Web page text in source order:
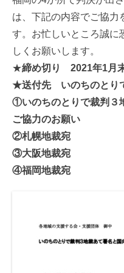
は、下記の内容でご協力
す。お忙しいところ誠に
しくお願いします。
★締め切り 2021年1月
★送付先 いのちのとり
①いのちのとりで裁判３
ご協力のお願い
②札幌地裁宛
③大阪地裁宛
④福岡地裁宛